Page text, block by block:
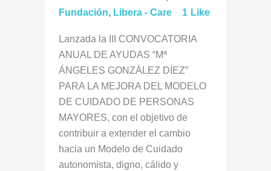
Fundación, Libera - Care 1 Like
Lanzada la III CONVOCATORIA
ANUAL DE AYUDAS “Mª
ÁNGELES GONZÁLEZ DÍEZ”
PARA LA MEJORA DEL MODELO
DE CUIDADO DE PERSONAS
MAYORES, con el objetivo de
contribuir a extender el cambio
hacia un Modelo de Cuidado
autonomista, digno, cálido y